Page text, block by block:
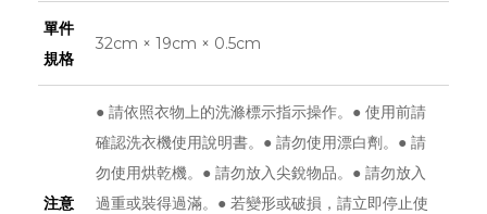
單件
規格
32cm × 19cm × 0.5cm
注意
● 請依照衣物上的洗滌標示指示操作。● 使用前請
確認洗衣機使用說明書。● 請勿使用漂白劑。● 請
勿使用烘乾機。● 請勿放入尖銳物品。● 請勿放入
過重或裝得過滿。● 若變形或破損，請立即停止使